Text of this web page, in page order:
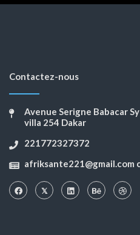
Contactez-nous
Avenue Serigne Babacar
villa 254 Dakar
221772327372
afriksante221@gmail.com